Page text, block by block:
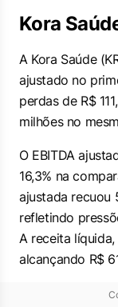
Kora
A Kora Saúde
ajustado no
perdas de R$
milhões no
O EBITDA
16,3% na
ajustada recuou
refletindo
A receita
alcançando R$